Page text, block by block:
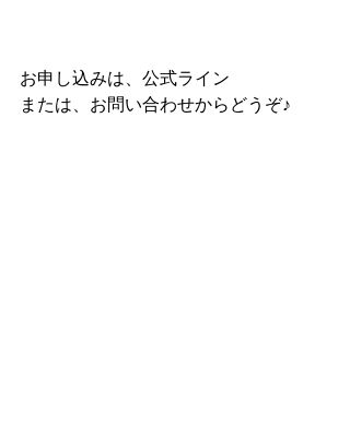
お申し込みは、公式ライン
または、お問い合わせからどうぞ♪